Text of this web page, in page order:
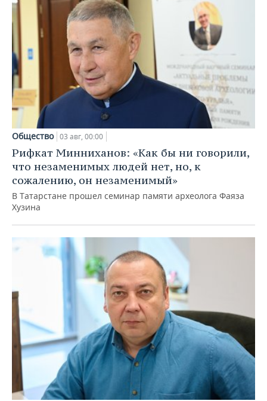
Общество 03 авг, 00:00
Рифкат Минниханов: «Как бы ни говорили,
что незаменимых людей нет, но, к
сожалению, он незаменимый»
В Татарстане прошел семинар памяти археолога Фаяза
Хузина